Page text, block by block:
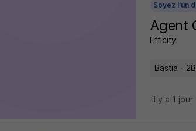
Soyez l'un
Agent
Efficity
Bastia - 2B
il y a 1 jour